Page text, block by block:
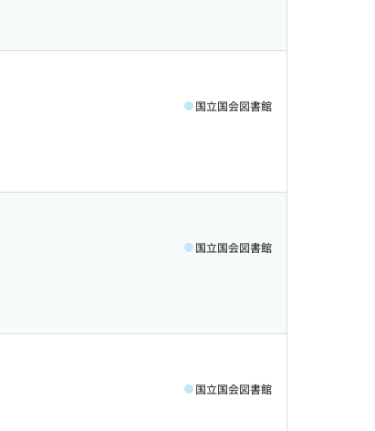
国立国会図書館
国立国会図書館
国立国会図書館